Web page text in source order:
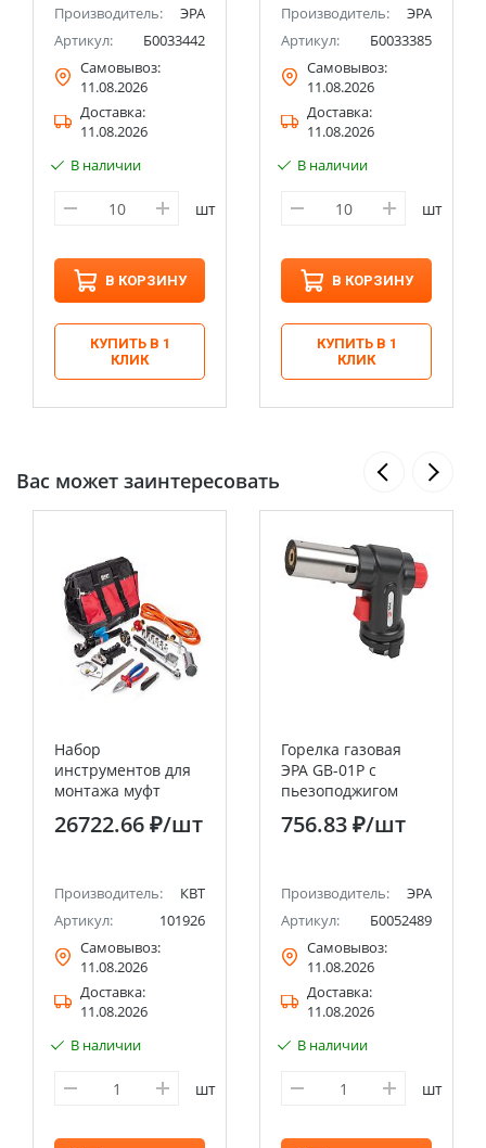
Производитель:
ЭРА
Артикул:
Б0033442
Самовывоз:
11.08.2026
Доставка:
11.08.2026
В наличии
шт
В КОРЗИНУ
КУПИТЬ В 1
КЛИК
Производитель:
ЭРА
Артикул:
Б0033385
Самовывоз:
11.08.2026
Доставка:
11.08.2026
В наличии
шт
В КОРЗИНУ
КУПИТЬ В 1
КЛИК
Вас может заинтересовать
Набор
инструментов для
монтажа муфт
предметов в сумке
26722.66 ₽/шт
Производитель:
КВТ
Артикул:
101926
Самовывоз:
11.08.2026
Доставка:
11.08.2026
В наличии
шт
Горелка газовая
ЭРА GB-01P с
пьезоподжигом
установка на
баллон
756.83 ₽/шт
Производитель:
ЭРА
Артикул:
Б0052489
Самовывоз:
11.08.2026
Доставка:
11.08.2026
В наличии
шт